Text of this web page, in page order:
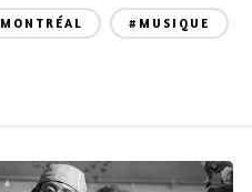
#MUSIQUE